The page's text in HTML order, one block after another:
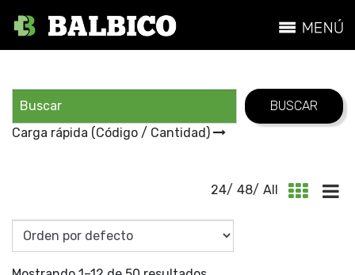
Carga rápida (Código / Cantidad)
24/ 48/ All